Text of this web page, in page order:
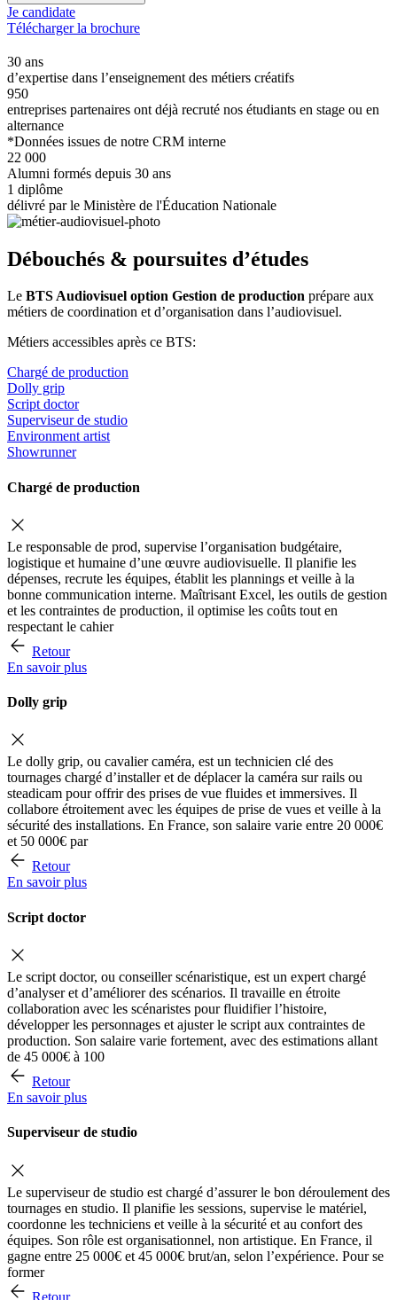
Je candidate
Télécharger la brochure
30 ans
d’expertise dans l’enseignement des métiers créatifs
950
entreprises partenaires ont déjà recruté nos étudiants en stage ou en
alternance
*Données issues de notre CRM interne
22 000
Alumni formés depuis 30 ans
1 diplôme
délivré par le Ministère de l'Éducation Nationale
Débouchés & poursuites d’études
Le BTS Audiovisuel option Gestion de production prépare aux
métiers de coordination et d’organisation dans l’audiovisuel.
Métiers accessibles après ce BTS:
Chargé de production
Dolly grip
Script doctor
Superviseur de studio
Environment artist
Showrunner
Chargé de production
Le responsable de prod, supervise l’organisation budgétaire,
logistique et humaine d’une œuvre audiovisuelle. Il planifie les
dépenses, recrute les équipes, établit les plannings et veille à la
bonne communication interne. Maîtrisant Excel, les outils de gestion
et les contraintes de production, il optimise les coûts tout en
respectant le cahier
Retour
En savoir plus
Dolly grip
Le dolly grip, ou cavalier caméra, est un technicien clé des
tournages chargé d’installer et de déplacer la caméra sur rails ou
steadicam pour offrir des prises de vue fluides et immersives. Il
collabore étroitement avec les équipes de prise de vues et veille à la
sécurité des installations. En France, son salaire varie entre 20 000€
et 50 000€ par
Retour
En savoir plus
Script doctor
Le script doctor, ou conseiller scénaristique, est un expert chargé
d’analyser et d’améliorer des scénarios. Il travaille en étroite
collaboration avec les scénaristes pour fluidifier l’histoire,
développer les personnages et ajuster le script aux contraintes de
production. Son salaire varie fortement, avec des estimations allant
de 45 000€ à 100
Retour
En savoir plus
Superviseur de studio
Le superviseur de studio est chargé d’assurer le bon déroulement des
tournages en studio. Il planifie les sessions, supervise le matériel,
coordonne les techniciens et veille à la sécurité et au confort des
équipes. Son rôle est organisationnel, non artistique. En France, il
gagne entre 25 000€ et 45 000€ brut/an, selon l’expérience. Pour se
former
Retour